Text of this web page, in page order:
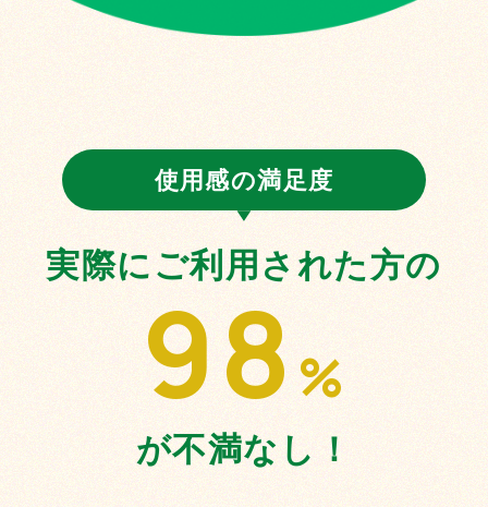
使用感の満足度
実際にご利用された方の
98 %
が不満なし！